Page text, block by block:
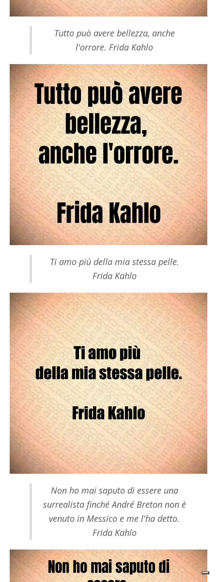
Tutto può avere bellezza, anche
l'orrore. Frida Kahlo
Ti amo più della mia stessa pelle.
Frida Kahlo
Non ho mai saputo di essere una
surrealista finché André Breton non è
venuto in Messico e me l'ha detto.
Frida Kahlo